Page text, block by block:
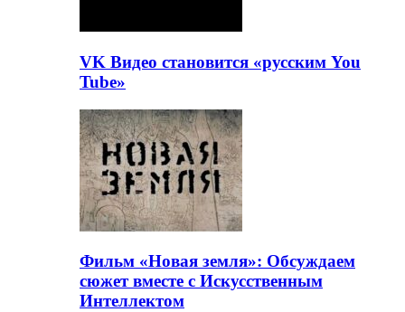
VK Видео становится «русским You
Tube»
Фильм «Новая земля»: Обсуждаем
сюжет вместе с Искусственным
Интеллектом